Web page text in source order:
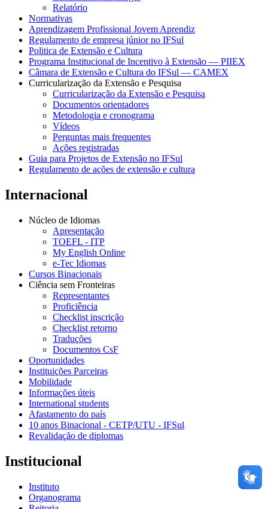
Relatório
Normativas
Aprendizagem Profissional Jovem Aprendiz
Regulamento de empresa júnior no IFSul
Politica de Extensão e Cultura
Programa Institucional de Incentivo à Extensão — PIIEX
Câmara de Extensão e Cultura do IFSul — CAMEX
Curricularização da Extensão e Pesquisa
Curricularização da Extensão e Pesquisa
Documentos orientadores
Metodologia e cronograma
Vídeos
Perguntas mais frequentes
Ações registradas
Guia para Projetos de Extensão no IFSul
Regulamento de ações de extensão e cultura
Internacional
Núcleo de Idiomas
Apresentação
TOEFL - ITP
My English Online
e-Tec Idiomas
Cursos Binacionais
Ciência sem Fronteiras
Representantes
Proficiência
Checklist inscrição
Checklist retorno
Traduções
Documentos CsF
Oportunidades
Instituições Parceiras
Mobilidade
Informações úteis
International students
Afastamento do país
10 anos Binacional - CETP/UTU - IFSul
Revalidação de diplomas
Institucional
Instituto
Organograma